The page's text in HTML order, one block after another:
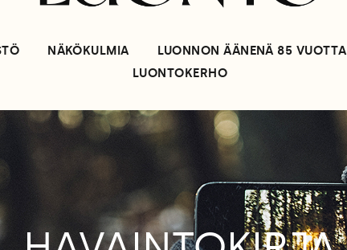
NÄKÖKULMIA LUONNON ÄÄNENÄ 85 VUOTTA
LUONTOKERHO